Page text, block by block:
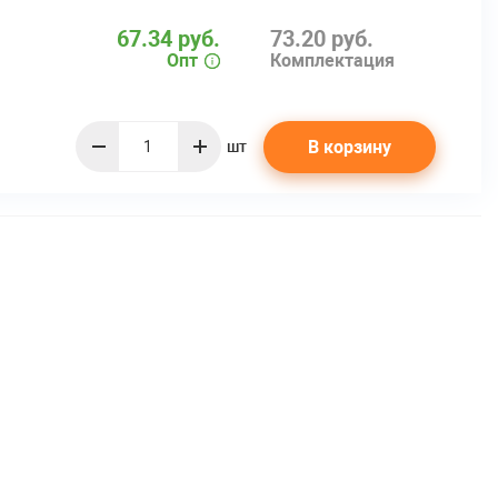
73.20 руб.
Комплектация
67.34 руб.
Опт
шт В корзину